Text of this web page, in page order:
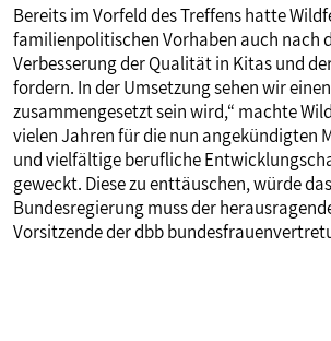
Bereits im Vorfeld des Treffens hatte
familienpolitischen Vorhaben auch nach
Verbesserung der Qualität in Kitas und
fordern. In der Umsetzung sehen wir
zusammengesetzt sein wird,“ machte
vielen Jahren für die nun angekündigten
und vielfältige berufliche
geweckt. Diese zu enttäuschen, würde
Bundesregierung muss der
Vorsitzende der dbb